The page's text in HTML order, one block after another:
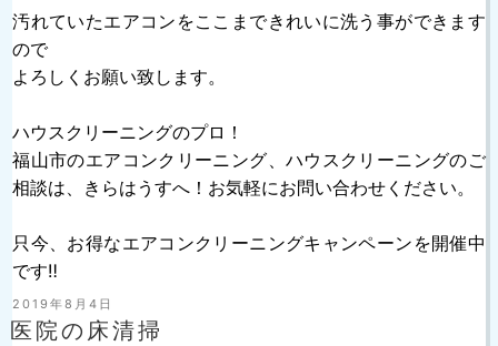
汚れていたエアコンをここまできれいに洗う事ができます
ので
よろしくお願い致します。
ハウスクリーニングのプロ！
福山市のエアコンクリーニング、ハウスクリーニングのご
相談は、きらはうすへ！お気軽にお問い合わせください。
只今、お得なエアコンクリーニングキャンペーンを開催中
です‼
投
稿
日:
2019年8月4日
医院の床清掃